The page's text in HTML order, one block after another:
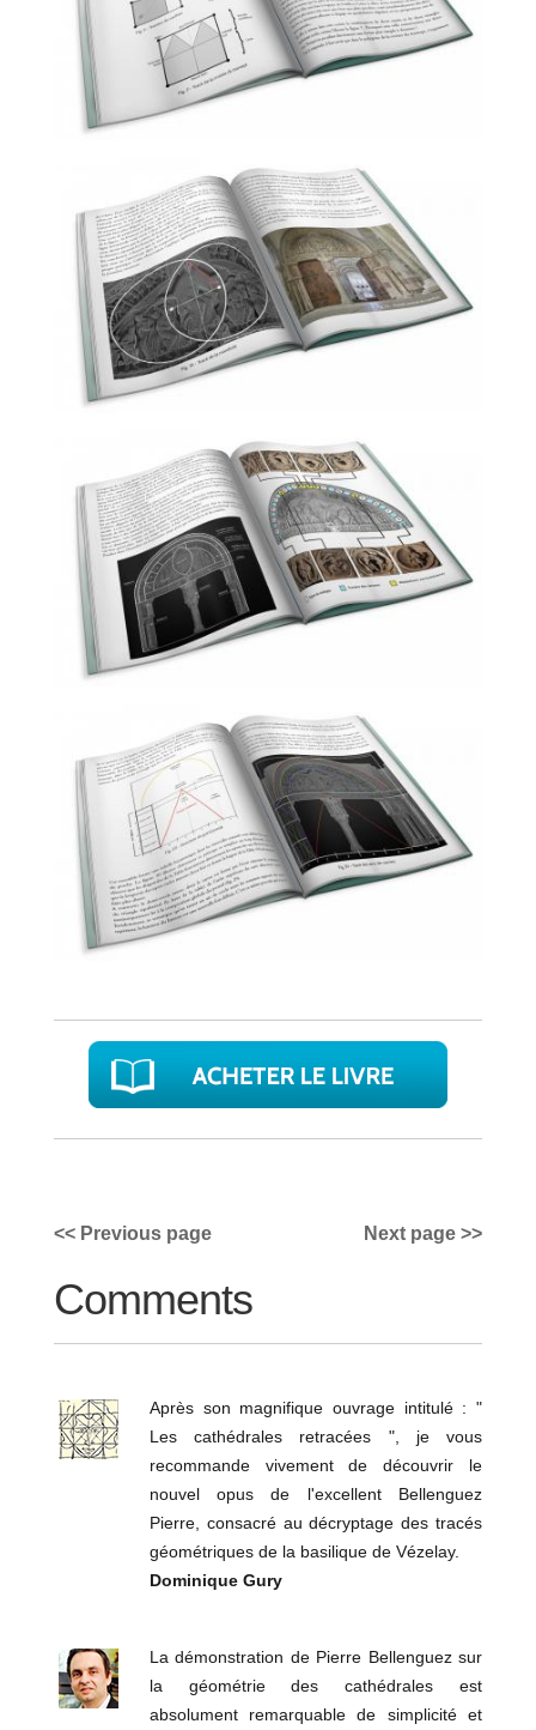
<< Previous page Next page >>
Comments
Après son magnifique ouvrage intitulé : "
Les cathédrales retracées ", je vous
recommande vivement de découvrir le
nouvel opus de l'excellent Bellenguez
Pierre, consacré au décryptage des tracés
géométriques de la basilique de Vézelay.
Dominique Gury
La démonstration de Pierre Bellenguez sur
la géométrie des cathédrales est
absolument remarquable de simplicité et